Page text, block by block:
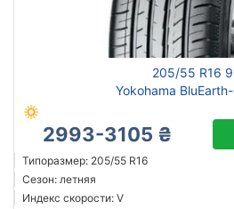
205/55 R16
Yokohama BluEarth-
2993-3105 ₴
Типоразмер: 205/55 R16
Сезон: летняя
Индекс скорости: V